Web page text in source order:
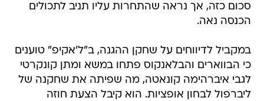
סכום כזה, אך נראה שהתחרות עליו תניב לתכולים
הכנסה נאה.
במקביל לדיווחים על שחקן ההגנה, ב"ל'אקיפ" טוענים
כי הבווארים והבלאנקוס פתחו במשא ומתן קונקרטי
לגבי איברהימה קונאטה, מה שפיתה את שחקנה של
ליברפול לבחון אופציות. הוא קיבל הצעת חוזה